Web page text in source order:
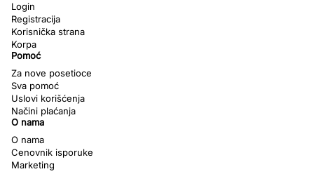
Login
Registracija
Korisnička strana
Korpa
Pomoć
Za nove posetioce
Sva pomoć
Uslovi korišćenja
Načini plaćanja
O nama
O nama
Cenovnik isporuke
Marketing